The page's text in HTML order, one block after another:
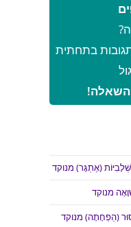
בתחתית
השאלה!
שְׁלָבִיּוֹת (אֶתְגָּר) מנוקד
מנוקד
(הַפְחָתָה) מנוקד